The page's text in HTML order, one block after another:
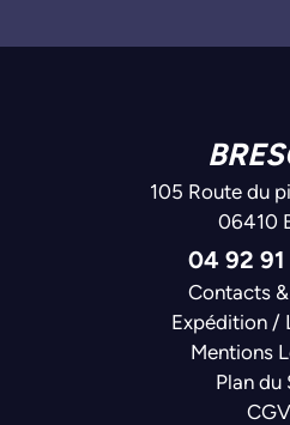
105 Route du
06410
04 92 91
Contacts
Expédition /
Mentions
Plan du
CGV